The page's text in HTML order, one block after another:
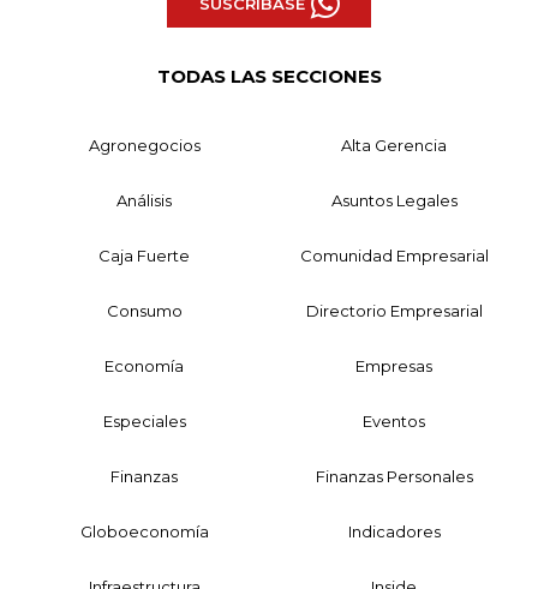
SUSCRÍBASE
TODAS LAS SECCIONES
Agronegocios Alta Gerencia
Análisis Asuntos Legales
Caja Fuerte Comunidad Empresarial
Consumo Directorio Empresarial
Economía Empresas
Especiales Eventos
Finanzas Finanzas Personales
Globoeconomía Indicadores